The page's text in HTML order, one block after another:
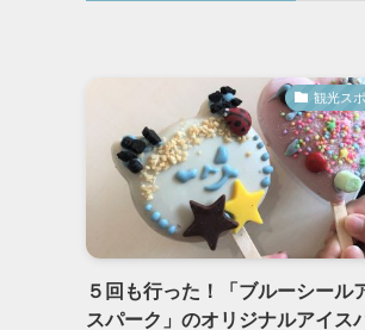
観光ス
５回も行った！「ブルーシール
スパーク」のオリジナルアイス